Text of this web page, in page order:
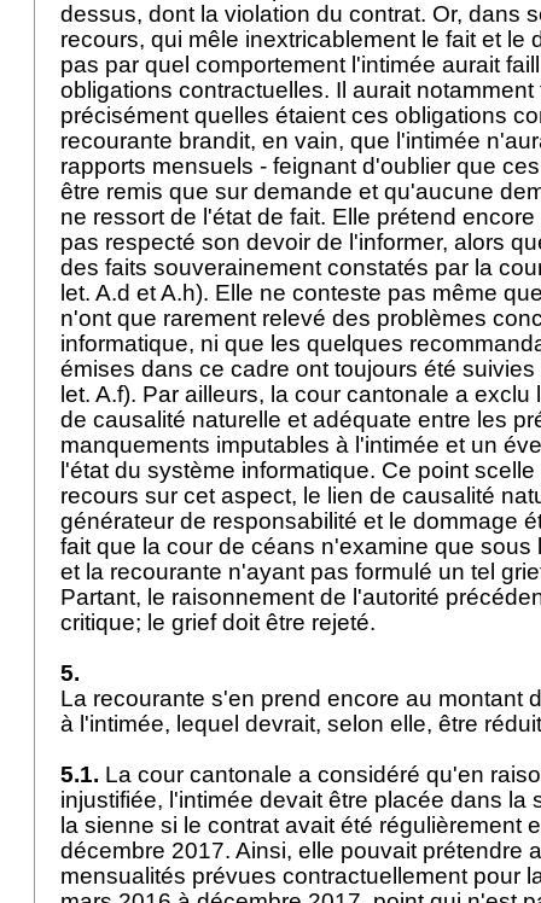
dessus, dont la violation du contrat. Or, dans
recours, qui mêle inextricablement le fait et le
pas par quel comportement l'intimée aurait
obligations contractuelles. Il aurait notamment
précisément quelles étaient ces obligations
recourante brandit, en vain, que l'intimée
rapports mensuels - feignant d'oublier que
être remis que sur demande et qu'aucune
ne ressort de l'état de fait. Elle prétend
pas respecté son devoir de l'informer, alors
des faits souverainement constatés par la
let. A.d et A.h). Elle ne conteste pas même
n'ont que rarement relevé des problèmes
informatique, ni que les quelques
émises dans ce cadre ont toujours été
let. A.f). Par ailleurs, la cour cantonale a
de causalité naturelle et adéquate entre les
manquements imputables à l'intimée et un
l'état du système informatique. Ce point
recours sur cet aspect, le lien de causalité
générateur de responsabilité et le dommage
fait que la cour de céans n'examine que sous
et la recourante n'ayant pas formulé un tel
Partant, le raisonnement de l'autorité
critique; le grief doit être rejeté.
5.
La recourante s'en prend encore au montant
à l'intimée, lequel devrait, selon elle, être
5.1. La cour cantonale a considéré qu'en
injustifiée, l'intimée devait être placée dans la
la sienne si le contrat avait été régulièrement
décembre 2017. Ainsi, elle pouvait prétendre
mensualités prévues contractuellement pour